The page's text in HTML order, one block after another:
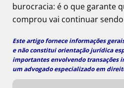
burocracia: é o que garante
comprou vai continuar
Este artigo fornece informações
e não constitui orientação jurídica
importantes envolvendo transações
um advogado especializado em